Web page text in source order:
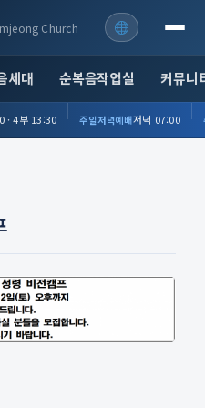
Church
세대 순복음작업실 커뮤니
· 4부 13:30 주일저녁예배저녁 07:00